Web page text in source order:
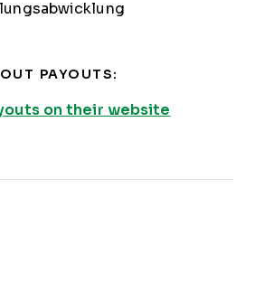
PAYOUTS:
on their website